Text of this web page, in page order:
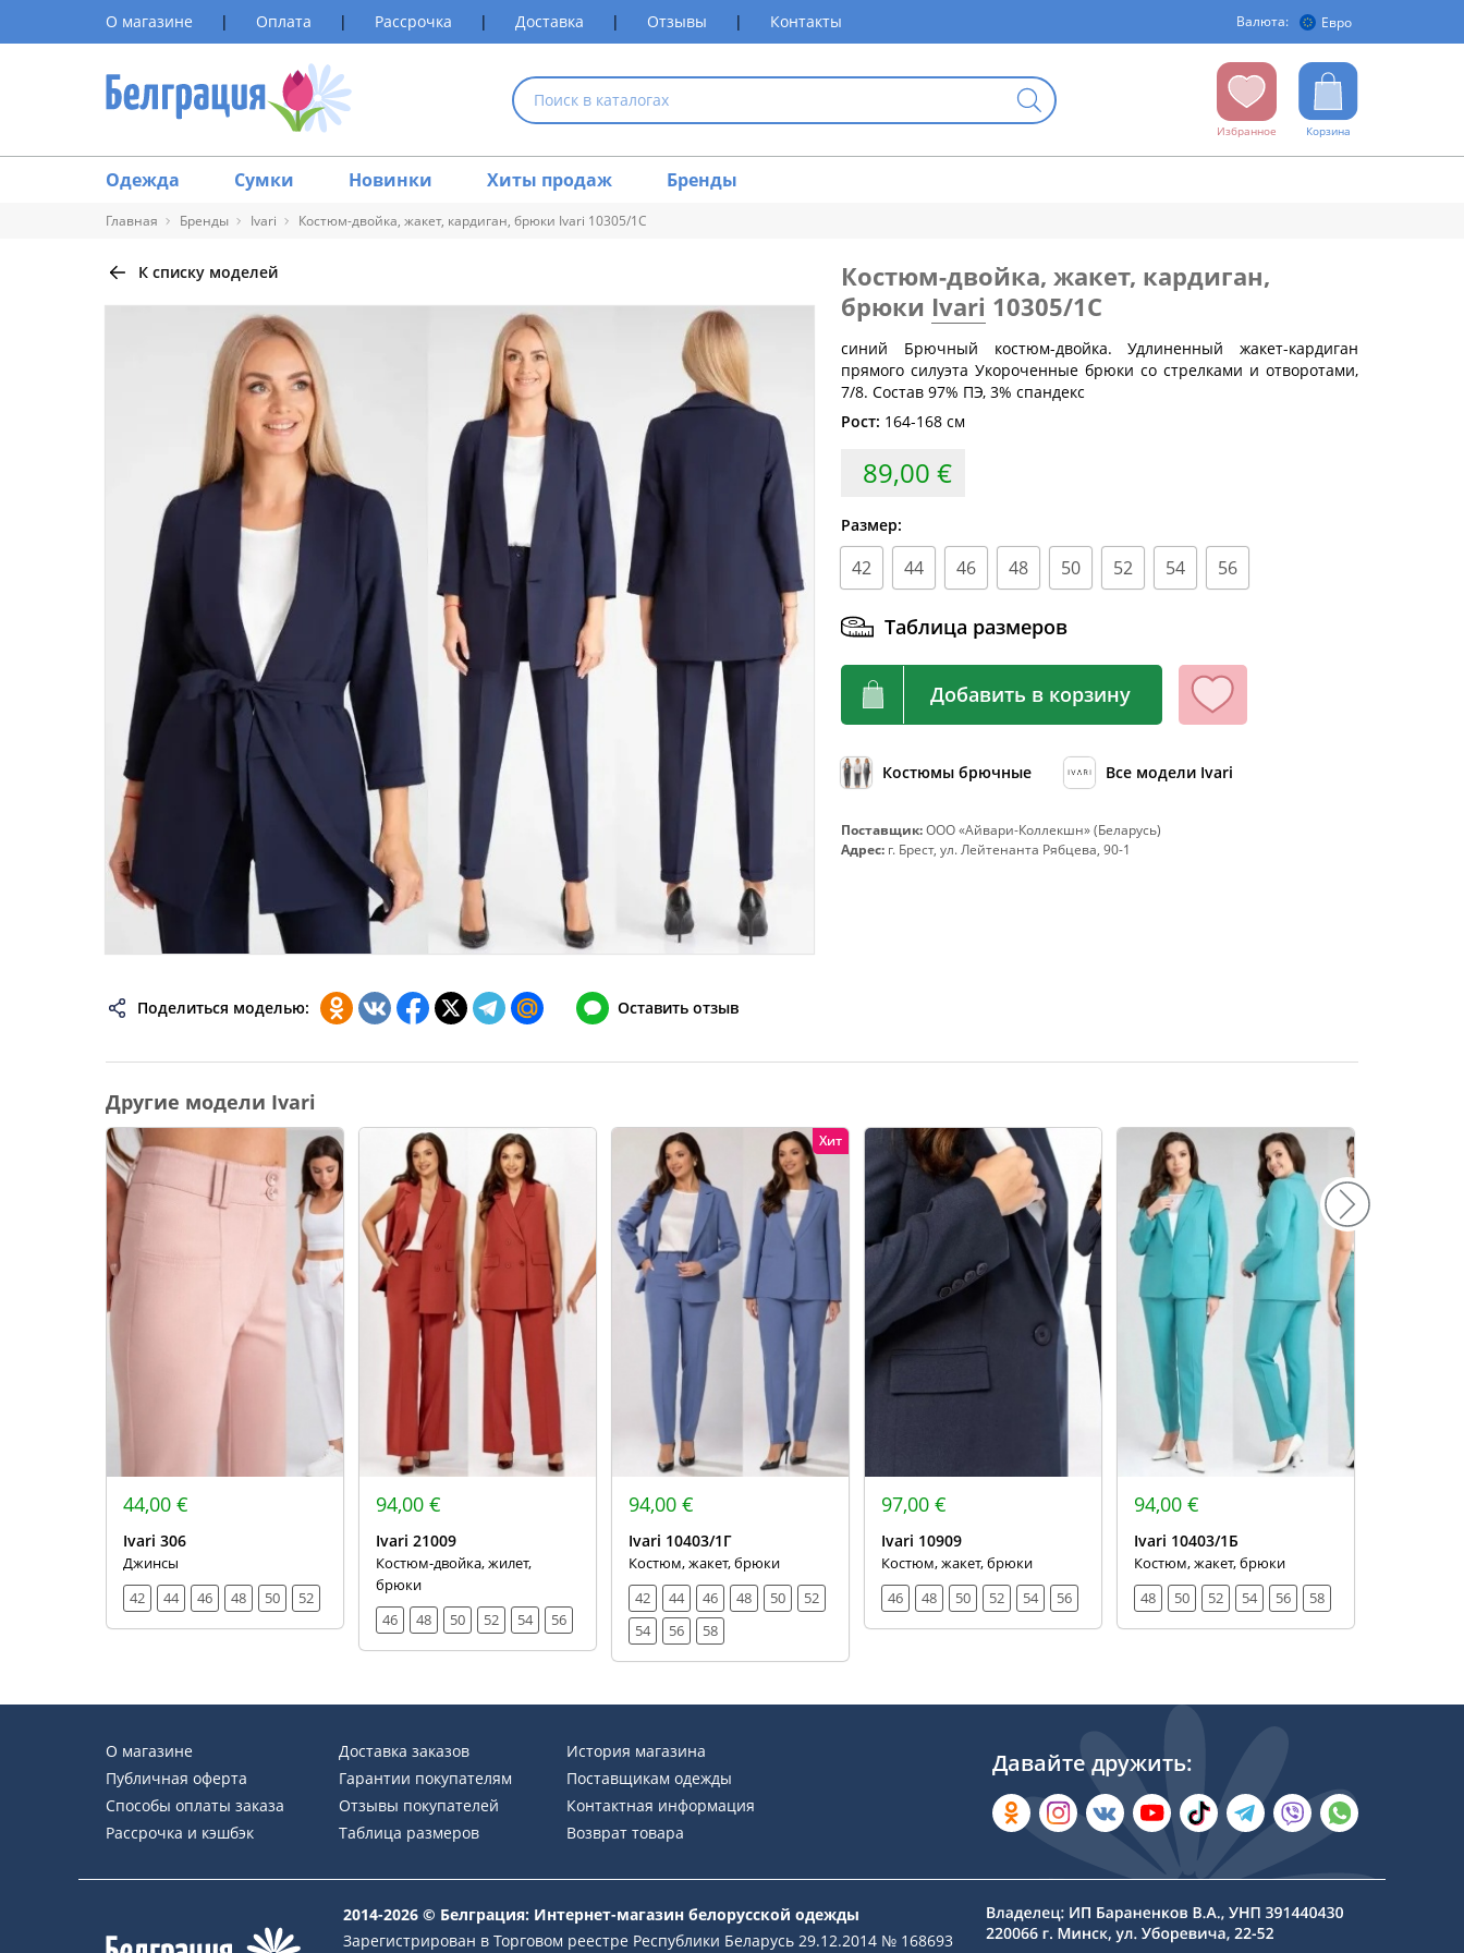
О магазине | Оплата | Рассрочка | Доставка | Отзывы | Контакты Валюта: Евро
Избранное Корзина
Одежда Сумки Новинки Хиты продаж Бренды
Главная Бренды Ivari Костюм-двойка, жакет, кардиган, брюки Ivari 10305/1C
Обхват груди (см) Обхват талии (см)
Обхват бедер (см)
88
84 64-68
68-72
46
92 72-76
48
96 76-80
50
100 80-84
108
52
104 84-88
54
108 88-92
116
112 92-96
116 96-100
120 100-104
104-108
136
132 112-116
140
136 116-120
140 120-124
74
148
82
144-148 172
К списку моделей
Поделиться моделью: Оставить отзыв
Костюм-двойка, жакет, кардиган,
брюки Ivari 10305/1C
синий Брючный костюм-двойка. Удлиненный жакет-кардиган
прямого силуэта Укороченные брюки со стрелками и отворотами,
7/8. Состав 97% ПЭ, 3% спандекс
Рост: 164-168 см
89,00 €
Размер:
42 44 46 48 50 52 54 56
Таблица размеров
Добавить в корзину
Костюмы брючные Все модели Ivari
Поставщик:ООО «Айвари-Коллекшн» (Беларусь)
Адрес: г. Брест, ул. Лейтенанта Рябцева, 90-1
Другие модели Ivari
44,00 €
Ivari 306
Джинсы
42
44 46 48 50 52
94,00 €
Ivari 21009
Костюм-двойка, жилет,
брюки
46
48 50 52 54 56
Хит
94,00 €
Ivari 10403/1Г
Костюм, жакет, брюки
42
44 46 48 50
52
54
56 58
97,00 €
Ivari 10909
Костюм, жакет, брюки
46
48 50 52 54 56
94,00 €
Ivari 10403/1Б
Костюм, жакет, брюки
48
50 52 54 56 58
О магазине
Публичная оферта
Способы оплаты заказа
Рассрочка и кэшбэк
Доставка заказов
Гарантии покупателям
Отзывы покупателей
Таблица размеров
История магазина
Поставщикам одежды
Контактная информация
Возврат товара
Давайте дружить:
2014-2026 © Белграция: Интернет-магазин белорусской одежды
Зарегистрирован в Торговом реестре Республики Беларусь 29.12.2014 № 168693